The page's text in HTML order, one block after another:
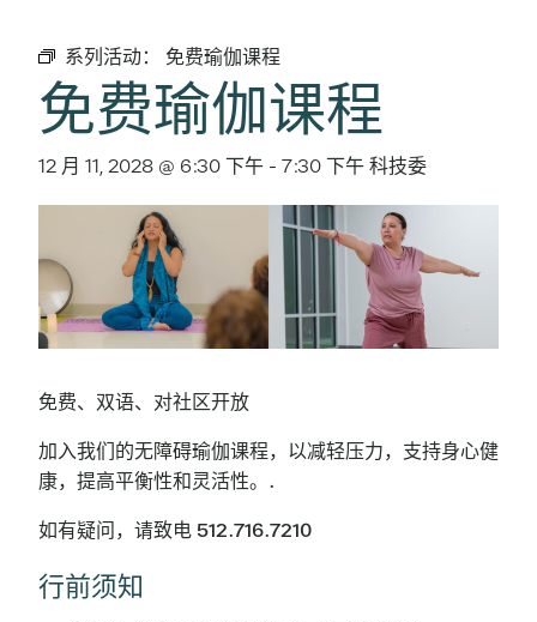
系列活动： 免费瑜伽课程
免费瑜伽课程
12 月 11, 2028 @ 6:30 下午 - 7:30 下午科技委
免费、双语、对社区开放
加入我们的无障碍瑜伽课程，以减轻压力，支持身心健
康，提高平衡性和灵活性。.
如有疑问，请致电 512.716.7210
行前须知